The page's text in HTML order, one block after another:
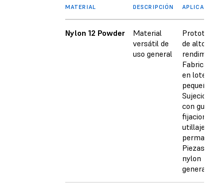
MATERIAL DESCRIPCIÓN
Nylon 12 Powder
Material
versátil de
uso general
Prototipado
de alto
rendimiento
Fabricación
en lotes
pequeños
Sujeciones
con guía,
fijaciones y
utillaje
Piezas de
nylon
generales